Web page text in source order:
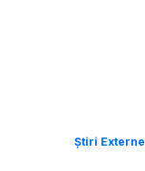
Știri Externe